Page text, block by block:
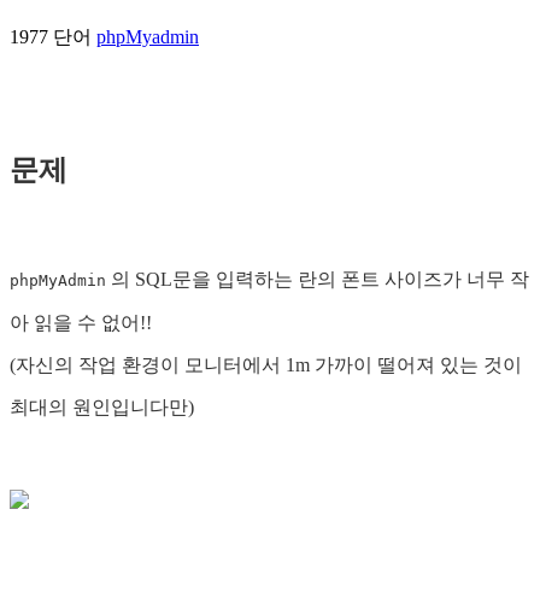
1977 단어 phpMyadmin
문제
phpMyAdmin 의 SQL문을 입력하는 란의 폰트 사이즈가 너무 작
아 읽을 수 없어!!
(자신의 작업 환경이 모니터에서 1m 가까이 떨어져 있는 것이
최대의 원인입니다만)